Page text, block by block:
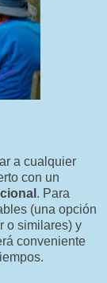
a cualquier
con un
. Para
(una opción
o similares) y
conveniente